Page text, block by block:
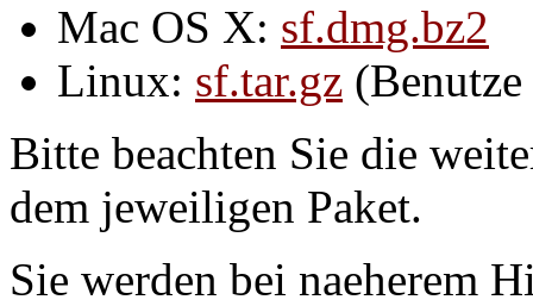
Mac OS X: sf.dmg.bz2
Linux: sf.tar.gz
Bitte beachten Sie die
dem jeweiligen Paket.
Sie werden bei naeherem